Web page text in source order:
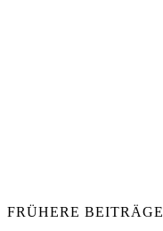
FRÜHERE BEITRÄGE